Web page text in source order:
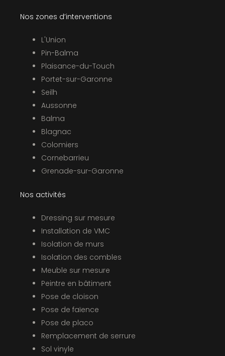
Nos zones d’interventions
L'Union
Pin-Balma
Plaisance-du-Touch
Portet-sur-Garonne
Seilh
Aussonne
Balma
Blagnac
Colomiers
Cornebarrieu
Grenade-sur-Garonne
Nos activités
Dressing sur mesure
Installation de VMC
Isolation de murs
Isolation des combles
Meuble sur mesure
Peintre en bâtiment
Pose de cloison
Pose de faïence
Pose de placo
Remplacement de serrure
Sol vinyle